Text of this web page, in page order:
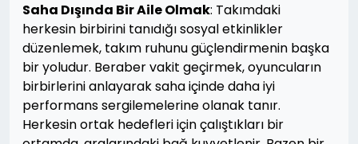
Saha Dışında Bir Aile Olmak: Takımdaki
herkesin birbirini tanıdığı sosyal etkinlikler
düzenlemek, takım ruhunu güçlendirmenin başka
bir yoludur. Beraber vakit geçirmek, oyuncuların
birbirlerini anlayarak saha içinde daha iyi
performans sergilemelerine olanak tanır.
Herkesin ortak hedefleri için çalıştıkları bir